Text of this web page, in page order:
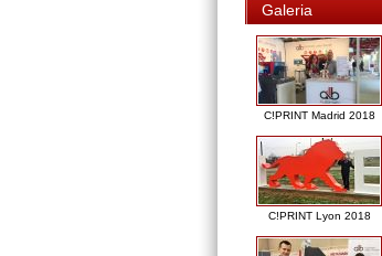
Galeria
C!PRINT Madrid 2018
C!PRINT Lyon 2018